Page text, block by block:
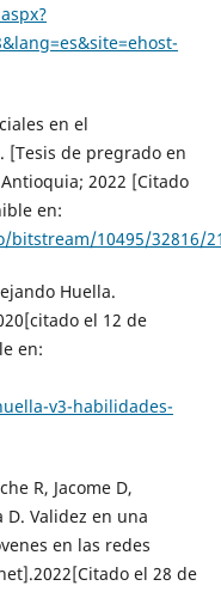
en el
[Tesis de pregrado en
2022 [Citado
en:
10495/32816/
Huella.
el 12 de
en:
v3-habilidades-
R, Jacome D,
D. Validez en una
en las redes
el 28 de